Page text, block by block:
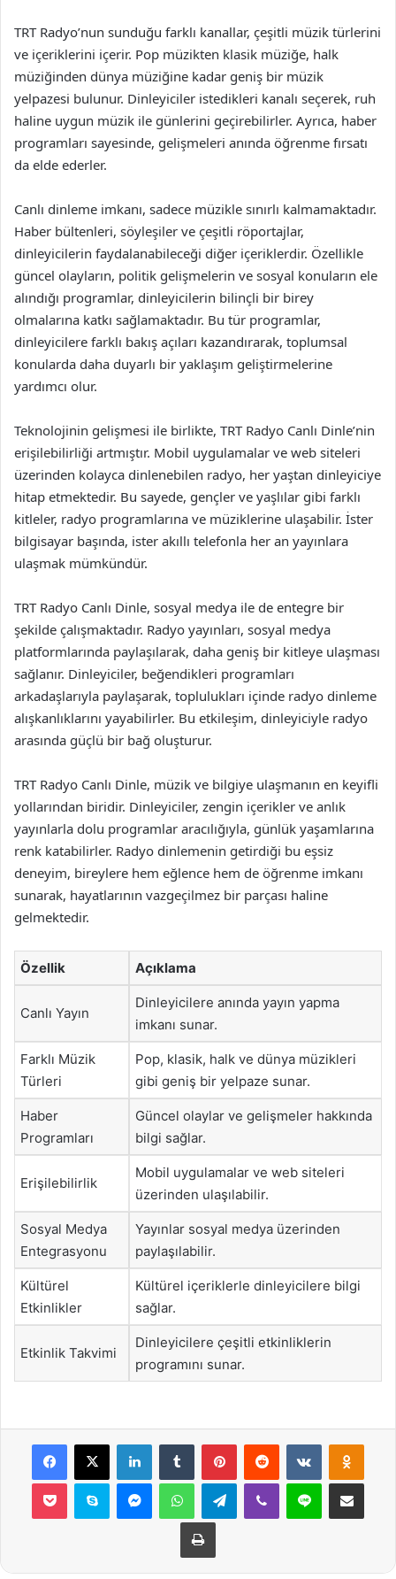
TRT Radyo’nun sunduğu farklı kanallar, çeşitli müzik türlerini
ve içeriklerini içerir. Pop müzikten klasik müziğe, halk
müziğinden dünya müziğine kadar geniş bir müzik
yelpazesi bulunur. Dinleyiciler istedikleri kanalı seçerek, ruh
haline uygun müzik ile günlerini geçirebilirler. Ayrıca, haber
programları sayesinde, gelişmeleri anında öğrenme fırsatı
da elde ederler.
Canlı dinleme imkanı, sadece müzikle sınırlı kalmamaktadır.
Haber bültenleri, söyleşiler ve çeşitli röportajlar,
dinleyicilerin faydalanabileceği diğer içeriklerdir. Özellikle
güncel olayların, politik gelişmelerin ve sosyal konuların ele
alındığı programlar, dinleyicilerin bilinçli bir birey
olmalarına katkı sağlamaktadır. Bu tür programlar,
dinleyicilere farklı bakış açıları kazandırarak, toplumsal
konularda daha duyarlı bir yaklaşım geliştirmelerine
yardımcı olur.
Teknolojinin gelişmesi ile birlikte, TRT Radyo Canlı Dinle’nin
erişilebilirliği artmıştır. Mobil uygulamalar ve web siteleri
üzerinden kolayca dinlenebilen radyo, her yaştan dinleyiciye
hitap etmektedir. Bu sayede, gençler ve yaşlılar gibi farklı
kitleler, radyo programlarına ve müziklerine ulaşabilir. İster
bilgisayar başında, ister akıllı telefonla her an yayınlara
ulaşmak mümkündür.
TRT Radyo Canlı Dinle, sosyal medya ile de entegre bir
şekilde çalışmaktadır. Radyo yayınları, sosyal medya
platformlarında paylaşılarak, daha geniş bir kitleye ulaşması
sağlanır. Dinleyiciler, beğendikleri programları
arkadaşlarıyla paylaşarak, toplulukları içinde radyo dinleme
alışkanlıklarını yayabilirler. Bu etkileşim, dinleyiciyle radyo
arasında güçlü bir bağ oluşturur.
TRT Radyo Canlı Dinle, müzik ve bilgiye ulaşmanın en keyifli
yollarından biridir. Dinleyiciler, zengin içerikler ve anlık
yayınlarla dolu programlar aracılığıyla, günlük yaşamlarına
renk katabilirler. Radyo dinlemenin getirdiği bu eşsiz
deneyim, bireylere hem eğlence hem de öğrenme imkanı
sunarak, hayatlarının vazgeçilmez bir parçası haline
gelmektedir.
Özellik Açıklama
Canlı Yayın
Dinleyicilere anında yayın yapma
imkanı sunar.
Farklı Müzik
Türleri
Pop, klasik, halk ve dünya müzikleri
gibi geniş bir yelpaze sunar.
Haber
Programları
Güncel olaylar ve gelişmeler hakkında
bilgi sağlar.
Erişilebilirlik
Mobil uygulamalar ve web siteleri
üzerinden ulaşılabilir.
Sosyal Medya
Entegrasyonu
Yayınlar sosyal medya üzerinden
paylaşılabilir.
Kültürel
Etkinlikler
Kültürel içeriklerle dinleyicilere bilgi
sağlar.
Etkinlik Takvimi
Dinleyicilere çeşitli etkinliklerin
programını sunar.
Facebook
X LinkedInTumblr PinterestReddit VKontakte
Pocket Skype MessengerWhatsAppTelegramViber Line E-Posta ile
Yazdır